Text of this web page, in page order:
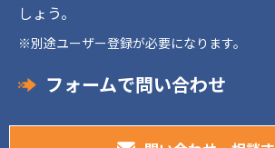
しょう。
※別途ユーザー登録が必要になります。
フォームで問い合わせ